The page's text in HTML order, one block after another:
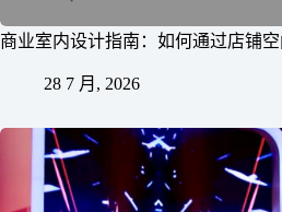
商业室内设计指南：如何通过店铺
28 7 月, 2026